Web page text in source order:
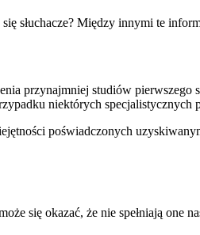
słuchacze? Między innymi te
przynajmniej studiów
niektórych
poświadczonych
się okazać, że nie spełniają one